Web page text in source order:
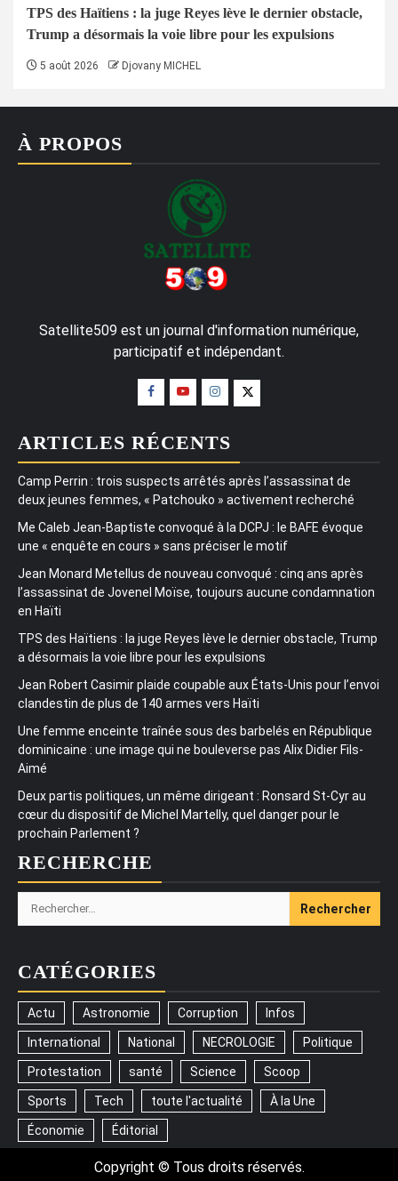
TPS des Haïtiens : la juge Reyes lève le dernier obstacle,
Trump a désormais la voie libre pour les expulsions
5 août 2026 Djovany MICHEL
À PROPOS
Satellite509 est un journal d'information numérique,
participatif et indépendant.
ARTICLES RÉCENTS
Camp Perrin : trois suspects arrêtés après l’assassinat de
deux jeunes femmes, « Patchouko » activement recherché
Me Caleb Jean-Baptiste convoqué à la DCPJ : le BAFE évoque
une « enquête en cours » sans préciser le motif
Jean Monard Metellus de nouveau convoqué : cinq ans après
l’assassinat de Jovenel Moïse, toujours aucune condamnation
en Haïti
TPS des Haïtiens : la juge Reyes lève le dernier obstacle, Trump
a désormais la voie libre pour les expulsions
Jean Robert Casimir plaide coupable aux États-Unis pour l’envoi
clandestin de plus de 140 armes vers Haïti
Une femme enceinte traînée sous des barbelés en République
dominicaine : une image qui ne bouleverse pas Alix Didier Fils-
Aimé
Deux partis politiques, un même dirigeant : Ronsard St-Cyr au
cœur du dispositif de Michel Martelly, quel danger pour le
prochain Parlement ?
RECHERCHE
Rechercher :
CATÉGORIES
Actu Astronomie Corruption Infos
International National NECROLOGIE Politique
Protestation santé Science Scoop
Sports Tech toute l'actualité À la Une
Économie Éditorial
Copyright © Tous droits réservés.